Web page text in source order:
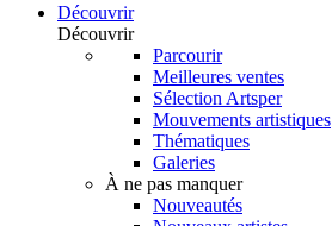
Découvrir
Découvrir
Parcourir
Meilleures ventes
Sélection Artsper
Mouvements artistiques
Thématiques
Galeries
À ne pas manquer
Nouveautés